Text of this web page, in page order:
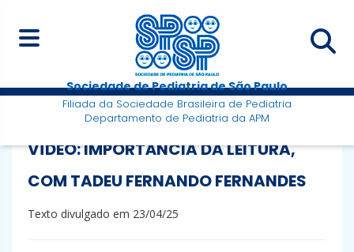
Sociedade de Pediatria de São Paulo
Filiada da Sociedade Brasileira de Pediatria
Departamento de Pediatria da APM
VÍDEO: IMPORTÂNCIA DA LEITURA,
COM TADEU FERNANDO FERNANDES
Texto divulgado em 23/04/25